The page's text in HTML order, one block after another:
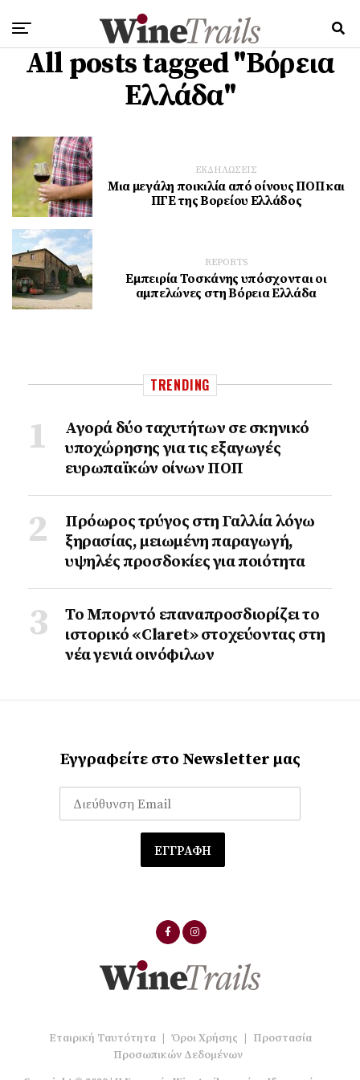
All posts tagged "Βόρεια
Ελλάδα"
ΕΚΔΗΛΩΣΕΙΣ
Μια μεγάλη ποικιλία από οίνους ΠΟΠ και
ΠΓΕ της Βορείου Ελλάδος
REPORTS
Εμπειρία Τοσκάνης υπόσχονται οι
αμπελώνες στη Βόρεια Ελλάδα
TRENDING
Αγορά δύο ταχυτήτων σε σκηνικό
υποχώρησης για τις εξαγωγές
ευρωπαϊκών οίνων ΠΟΠ
Πρόωρος τρύγος στη Γαλλία λόγω
ξηρασίας, μειωμένη παραγωγή,
υψηλές προσδοκίες για ποιότητα
Το Μπορντό επαναπροσδιορίζει το
ιστορικό «Claret» στοχεύοντας στη
νέα γενιά οινόφιλων
Εγγραφείτε στο Newsletter μας
Εταιρική Ταυτότητα | Όροι Χρήσης | Προστασία
Προσωπικών Δεδομένων